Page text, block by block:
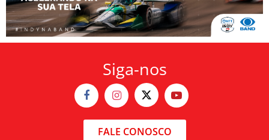
Siga-nos
FALE CONOSCO